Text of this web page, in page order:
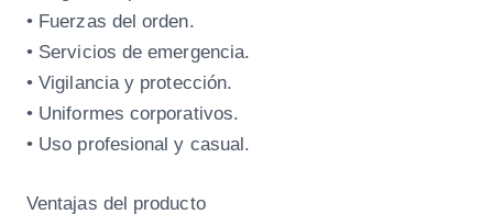
• Fuerzas del orden.
• Servicios de emergencia.
• Vigilancia y protección.
• Uniformes corporativos.
• Uso profesional y casual.
Ventajas del producto